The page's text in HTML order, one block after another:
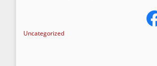
Uncategorized